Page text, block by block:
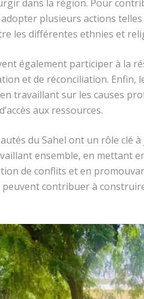
dans la région. Pour
plusieurs actions telles
les différentes ethnies et
également participer à la
et de réconciliation.
travaillant sur les causes
aux ressources.
du Sahel ont un rôle clé
ensemble, en mettant
de conflits et en
peuvent contribuer à